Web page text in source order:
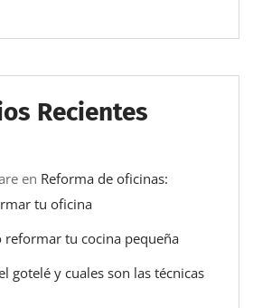
Recientes
en Reforma de oficinas:
tu oficina
reformar tu cocina pequeña
gotelé y cuales son las técnicas